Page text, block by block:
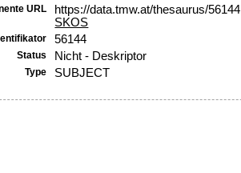
URL
https://data.tmw.at/thesaurus/56144
SKOS
56144
Status Nicht - Deskriptor
Type SUBJECT